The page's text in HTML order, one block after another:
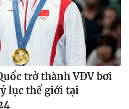
trở thành VĐV bơi
lục thế giới tại